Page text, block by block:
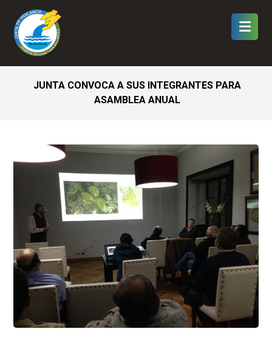
JUNTA CONVOCA A SUS INTEGRANTES PARA
ASAMBLEA ANUAL